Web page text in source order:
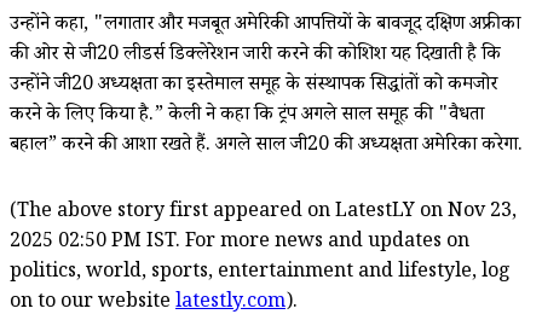
उन्होंने कहा, "लगातार और मजबूत अमेरिकी आपत्तियों के बावजूद दक्षिण अफ्रीका
की ओर से जी20 लीडर्स डिक्लेरेशन जारी करने की कोशिश यह दिखाती है कि
उन्होंने जी20 अध्यक्षता का इस्तेमाल समूह के संस्थापक सिद्धांतों को कमजोर
करने के लिए किया है.” केली ने कहा कि ट्रंप अगले साल समूह की "वैधता
बहाल” करने की आशा रखते हैं. अगले साल जी20 की अध्यक्षता अमेरिका करेगा.
(The above story first appeared on LatestLY on Nov 23,
2025 02:50 PM IST. For more news and updates on
politics, world, sports, entertainment and lifestyle, log
on to our website latestly.com).